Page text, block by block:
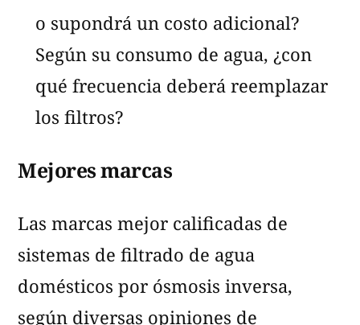
o supondrá un costo adicional?
Según su consumo de agua, ¿con
qué frecuencia deberá reemplazar
los filtros?
Mejores marcas
Las marcas mejor calificadas de
sistemas de filtrado de agua
domésticos por ósmosis inversa,
según diversas opiniones de